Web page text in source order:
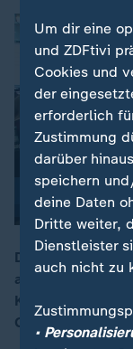
Die CDU sei
ausreichend
Generalsekretär
Um dir eine
und ZDFtivi
Cookies und
der
erforderlich
Zustimmung
darüber
speichern
deine Daten
Dritte weiter,
Dienstleister
auch nicht zu
•